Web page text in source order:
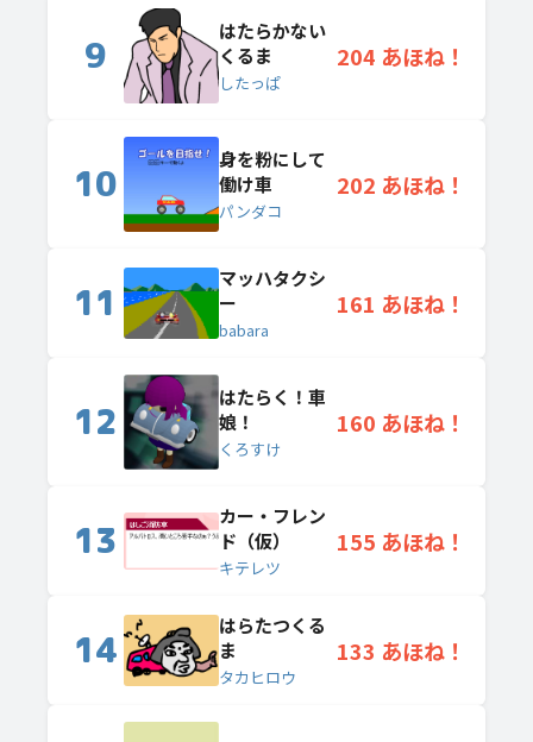
9
はたらかない
くるま
したっぱ
204 あほね！
10
身を粉にして
働け車
パンダコ
202 あほね！
11
マッハタクシ
ー
babara
161 あほね！
12
はたらく！車
娘！
くろすけ
160 あほね！
13
カー・フレン
ド（仮）
キテレツ
155 あほね！
14
はらたつくる
ま
タカヒロウ
133 あほね！